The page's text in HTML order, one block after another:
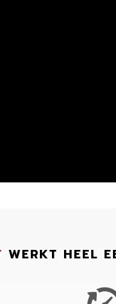
WERKT HEEL